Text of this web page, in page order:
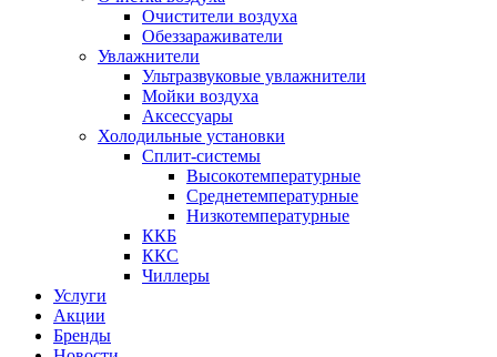
Очистители воздуха
Обеззараживатели
Увлажнители
Ультразвуковые увлажнители
Мойки воздуха
Аксессуары
Холодильные установки
Сплит-системы
Высокотемпературные
Среднетемпературные
Низкотемпературные
ККБ
ККС
Чиллеры
Услуги
Акции
Бренды